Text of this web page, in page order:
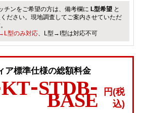
チンをご希望の方は、備考欄に L型希望 と
ださい。現地調査してご案内させていただ
型のみ対応、L型→I型は対応不可
ア標準仕様の総額料金
STDB-
BASE
円(税
込)